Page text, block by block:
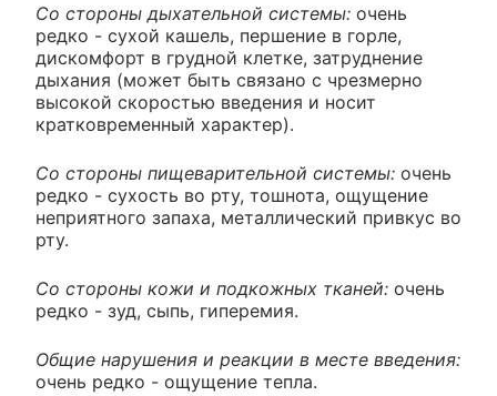
Со стороны дыхательной системы: очень
редко - сухой кашель, першение в горле,
дискомфорт в грудной клетке, затруднение
дыхания (может быть связано с чрезмерно
высокой скоростью введения и носит
кратковременный характер).
Со стороны пищеварительной системы: очень
редко - сухость во рту, тошнота, ощущение
неприятного запаха, металлический привкус во
рту.
Со стороны кожи и подкожных тканей: очень
редко - зуд, сыпь, гиперемия.
Общие нарушения и реакции в месте введения:
очень редко - ощущение тепла.